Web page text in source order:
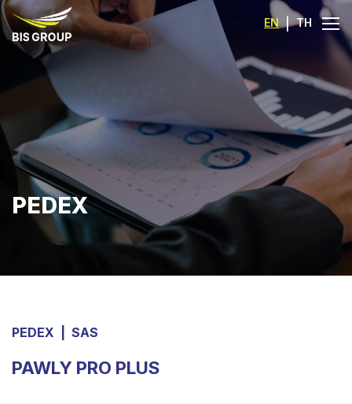
EN | TH
PEDEX
PEDEX SAS
PAWLY PRO PLUS